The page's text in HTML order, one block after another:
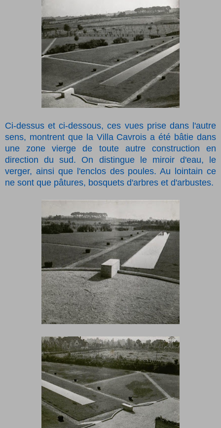
Ci-dessus et ci-dessous, ces vues prise dans l'autre
sens, montrent que la Villa Cavrois a été bâtie dans
une zone vierge de toute autre construction en
direction du sud. On distingue le miroir d'eau, le
verger, ainsi que l'enclos des poules. Au lointain ce
ne sont que pâtures, bosquets d'arbres et d'arbustes.